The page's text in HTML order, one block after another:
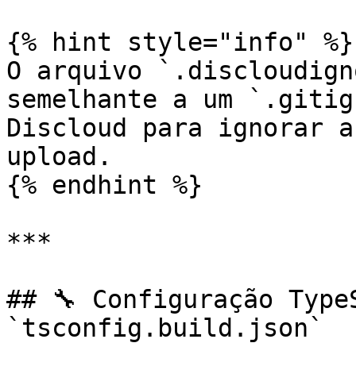
{% hint style="info" %}
O arquivo
semelhante a um
Discloud para ignorar
upload.
{% endhint %}
***
## 🔧 Configuração
`tsconfig.build.json`